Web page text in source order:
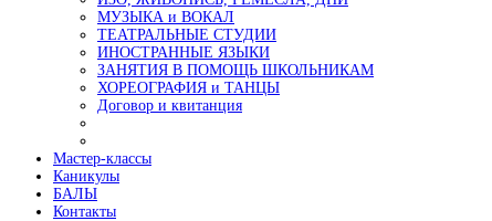
МУЗЫКА и ВОКАЛ
ТЕАТРАЛЬНЫЕ СТУДИИ
ИНОСТРАННЫЕ ЯЗЫКИ
ЗАНЯТИЯ В ПОМОЩЬ ШКОЛЬНИКАМ
ХОРЕОГРАФИЯ и ТАНЦЫ
Договор и квитанция
Мастер-классы
Каникулы
БАЛЫ
Контакты